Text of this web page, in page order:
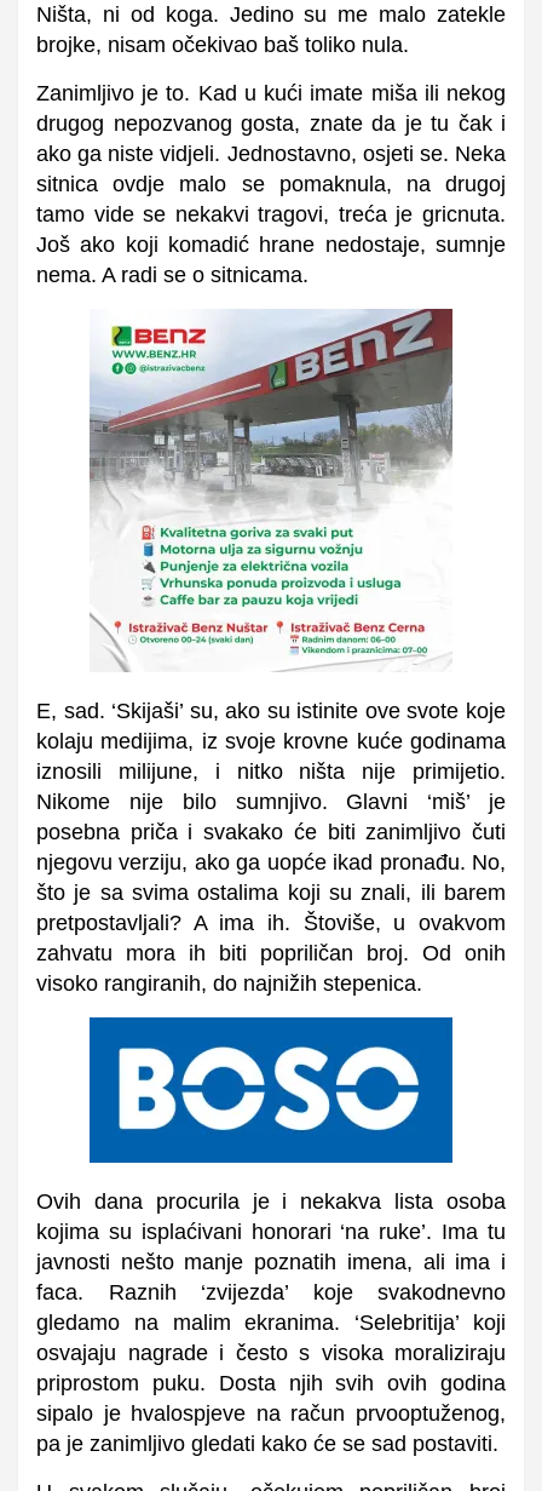
Ništa, ni od koga. Jedino su me malo zatekle
brojke, nisam očekivao baš toliko nula.
Zanimljivo je to. Kad u kući imate miša ili nekog
drugog nepozvanog gosta, znate da je tu čak i
ako ga niste vidjeli. Jednostavno, osjeti se. Neka
sitnica ovdje malo se pomaknula, na drugoj
tamo vide se nekakvi tragovi, treća je gricnuta.
Još ako koji komadić hrane nedostaje, sumnje
nema. A radi se o sitnicama.
E, sad. ‘Skijaši’ su, ako su istinite ove svote koje
kolaju medijima, iz svoje krovne kuće godinama
iznosili milijune, i nitko ništa nije primijetio.
Nikome nije bilo sumnjivo. Glavni ‘miš’ je
posebna priča i svakako će biti zanimljivo čuti
njegovu verziju, ako ga uopće ikad pronađu. No,
što je sa svima ostalima koji su znali, ili barem
pretpostavljali? A ima ih. Štoviše, u ovakvom
zahvatu mora ih biti popriličan broj. Od onih
visoko rangiranih, do najnižih stepenica.
Ovih dana procurila je i nekakva lista osoba
kojima su isplaćivani honorari ‘na ruke’. Ima tu
javnosti nešto manje poznatih imena, ali ima i
faca. Raznih ‘zvijezda’ koje svakodnevno
gledamo na malim ekranima. ‘Selebritija’ koji
osvajaju nagrade i često s visoka moraliziraju
priprostom puku. Dosta njih svih ovih godina
sipalo je hvalospjeve na račun prvooptuženog,
pa je zanimljivo gledati kako će se sad postaviti.